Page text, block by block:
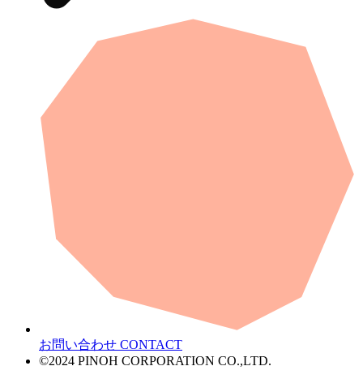
お問い合わせ CONTACT
©2024 PINOH CORPORATION CO.,LTD.